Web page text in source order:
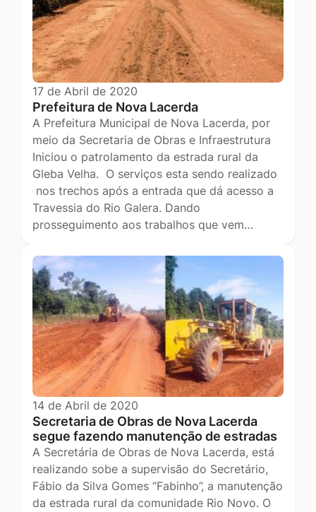
17 de Abril de 2020
Prefeitura de Nova Lacerda
A Prefeitura Municipal de Nova Lacerda, por
meio da Secretaria de Obras e Infraestrutura
Iniciou o patrolamento da estrada rural da
Gleba Velha. O serviços esta sendo realizado
nos trechos após a entrada que dá acesso a
Travessia do Rio Galera. Dando
prosseguimento aos trabalhos que vem…
14 de Abril de 2020
Secretaria de Obras de Nova Lacerda
segue fazendo manutenção de estradas
A Secretária de Obras de Nova Lacerda, está
realizando sobe a supervisão do Secretário,
Fábio da Silva Gomes “Fabinho”, a manutenção
da estrada rural da comunidade Rio Novo. O